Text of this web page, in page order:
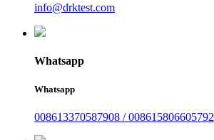
info@drktest.com
Whatsapp
Whatsapp
008613370587908 / 008615806605792